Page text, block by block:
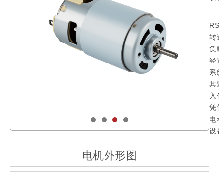
转
负
经
系
其
入
凭
电
设
电机外形图